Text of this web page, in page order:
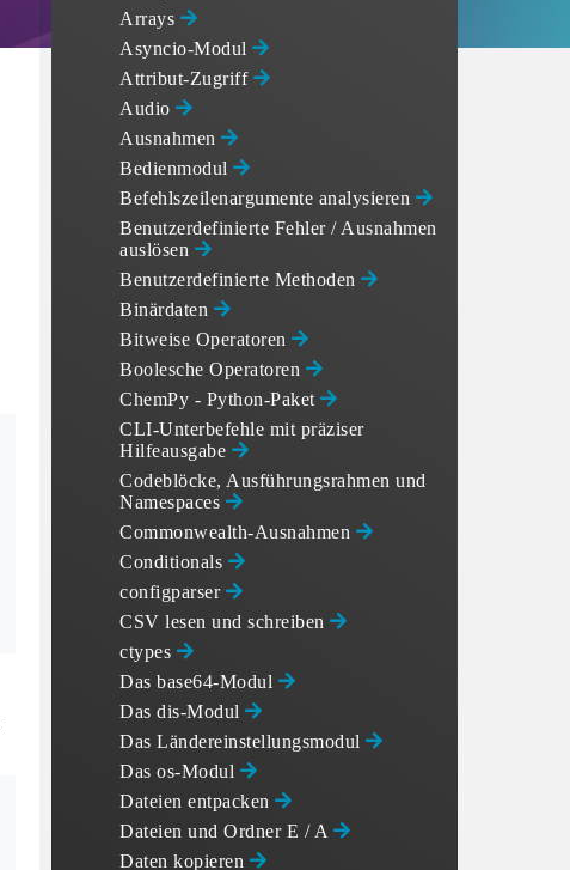
Arrays
Asyncio-Modul
Attribut-Zugriff
Audio
Ausnahmen
Bedienmodul
Befehlszeilenargumente analysieren
Benutzerdefinierte Fehler / Ausnahmen
auslösen
Benutzerdefinierte Methoden
Binärdaten
Bitweise Operatoren
Boolesche Operatoren
ChemPy - Python-Paket
CLI-Unterbefehle mit präziser
Hilfeausgabe
Codeblöcke, Ausführungsrahmen und
Namespaces
Commonwealth-Ausnahmen
Conditionals
configparser
CSV lesen und schreiben
ctypes
Das base64-Modul
Das dis-Modul
Das Ländereinstellungsmodul
Das os-Modul
Dateien entpacken
Dateien und Ordner E / A
Daten kopieren